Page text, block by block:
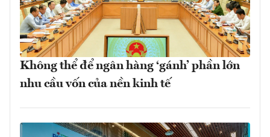
Không thể để ngân hàng ‘gánh’ phần lớn
nhu cầu vốn của nền kinh tế